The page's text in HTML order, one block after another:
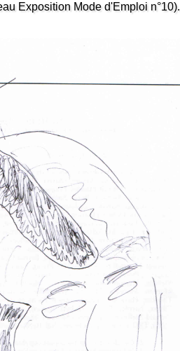
Exposition Mode d'Emploi n°10).